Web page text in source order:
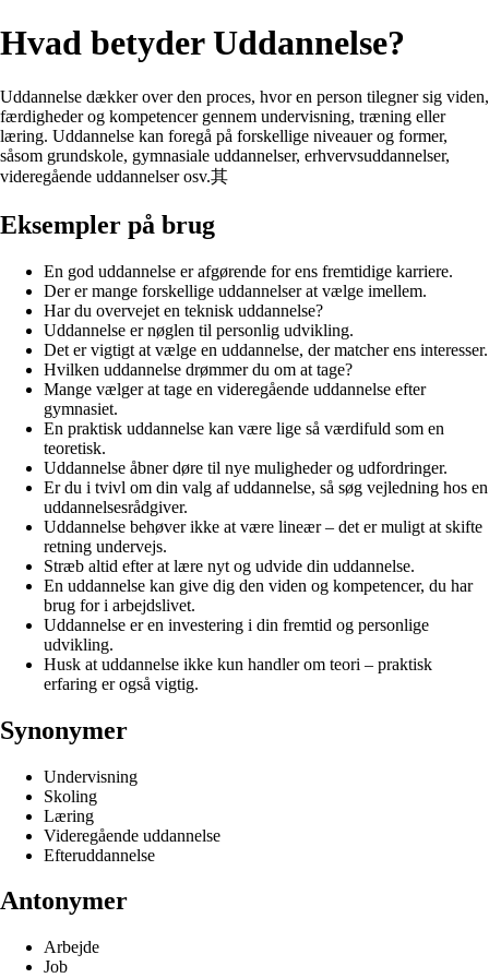
Hvad betyder Uddannelse?
Uddannelse dækker over den proces, hvor en person tilegner sig viden,
færdigheder og kompetencer gennem undervisning, træning eller
læring. Uddannelse kan foregå på forskellige niveauer og former,
såsom grundskole, gymnasiale uddannelser, erhvervsuddannelser,
videregående uddannelser osv.其
Eksempler på brug
En god uddannelse er afgørende for ens fremtidige karriere.
Der er mange forskellige uddannelser at vælge imellem.
Har du overvejet en teknisk uddannelse?
Uddannelse er nøglen til personlig udvikling.
Det er vigtigt at vælge en uddannelse, der matcher ens interesser.
Hvilken uddannelse drømmer du om at tage?
Mange vælger at tage en videregående uddannelse efter
gymnasiet.
En praktisk uddannelse kan være lige så værdifuld som en
teoretisk.
Uddannelse åbner døre til nye muligheder og udfordringer.
Er du i tvivl om din valg af uddannelse, så søg vejledning hos en
uddannelsesrådgiver.
Uddannelse behøver ikke at være lineær – det er muligt at skifte
retning undervejs.
Stræb altid efter at lære nyt og udvide din uddannelse.
En uddannelse kan give dig den viden og kompetencer, du har
brug for i arbejdslivet.
Uddannelse er en investering i din fremtid og personlige
udvikling.
Husk at uddannelse ikke kun handler om teori – praktisk
erfaring er også vigtig.
Synonymer
Undervisning
Skoling
Læring
Videregående uddannelse
Efteruddannelse
Antonymer
Arbejde
Job